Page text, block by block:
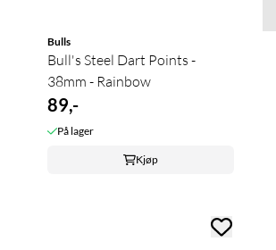
Bulls
Bull's Steel Dart Points -
38mm - Rainbow
89,-
På lager
Kjøp